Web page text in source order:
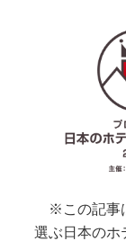
※この記事
選ぶ日本のホ